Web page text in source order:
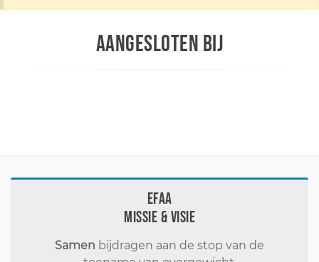
AANGESLOTEN BIJ
EFAA
Missie & visie
Samen bijdragen aan de stop van de